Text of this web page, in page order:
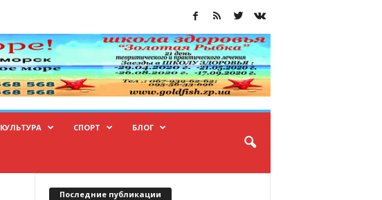
КУЛЬТУРА СПОРТ БЛОГ
Последние публикации